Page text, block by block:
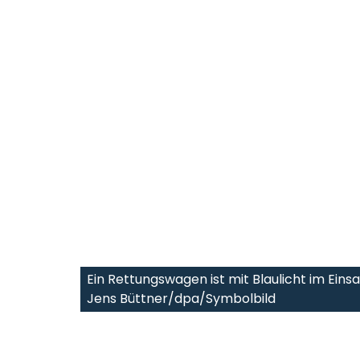
Ein Rettungswagen ist mit Blaulicht im
Jens Büttner/dpa/Symbolbild